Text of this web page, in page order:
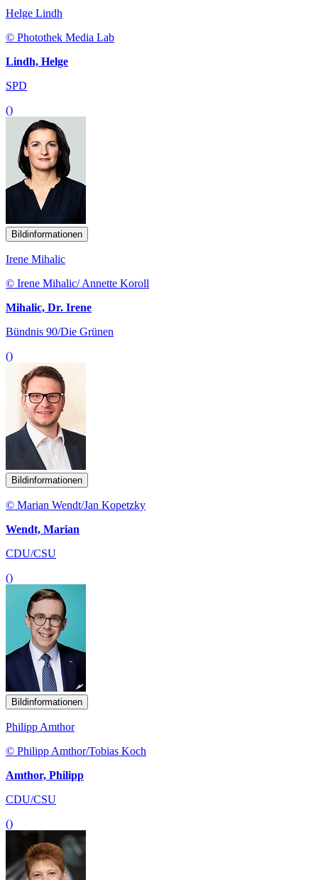
Helge Lindh
© Photothek Media Lab
Lindh, Helge
SPD
()
Bildinformationen
Irene Mihalic
© Irene Mihalic/ Annette Koroll
Mihalic, Dr. Irene
Bündnis 90/Die Grünen
()
Bildinformationen
© Marian Wendt/Jan Kopetzky
Wendt, Marian
CDU/CSU
()
Bildinformationen
Philipp Amthor
© Philipp Amthor/Tobias Koch
Amthor, Philipp
CDU/CSU
()